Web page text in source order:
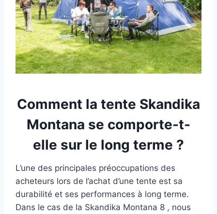
Comment la tente Skandika
Montana se comporte-t-
elle sur le long terme ?
L’une des principales préoccupations des
acheteurs lors de l’achat d’une tente est sa
durabilité et ses performances à long terme.
Dans le cas de la Skandika Montana 8 , nous